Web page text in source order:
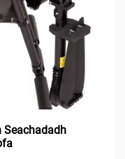
Seachadadh